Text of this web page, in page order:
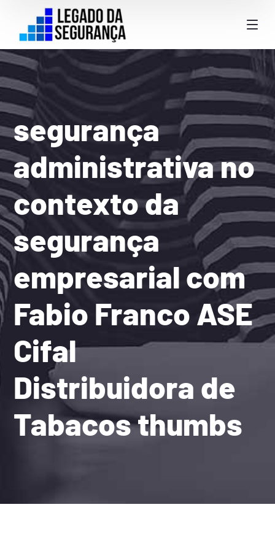
segurança
administrativa no
contexto da
segurança
empresarial com
Fabio Franco ASE
Cifal
Distribuidora de
Tabacos thumbs